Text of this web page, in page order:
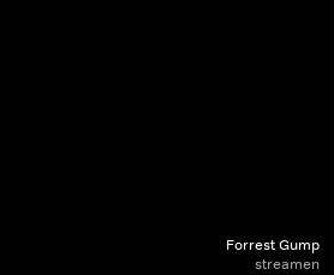
Forrest Gump
streamen